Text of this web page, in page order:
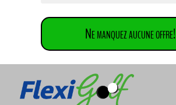
Ne manquez aucune offre!